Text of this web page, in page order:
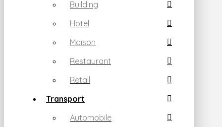
Building
Hotel
Maison
Restaurant
Retail
Transport
Automobile